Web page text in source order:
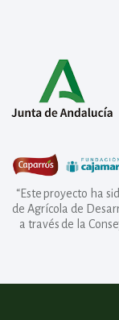
“Este proyecto ha
de Agrícola de
a través de la